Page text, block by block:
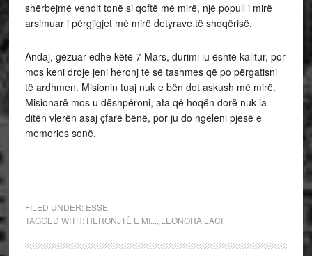
shërbejmë vendit tonë si qoftë më mirë, një popull i mirë
arsimuar i përgjigjet më mirë detyrave të shoqërisë.
Andaj, gëzuar edhe këtë 7 Mars, durimi iu është kalitur, por
mos keni droje jeni heronj të së tashmes që po përgatisni
të ardhmen. Misionin tuaj nuk e bën dot askush më mirë.
Misionarë mos u dëshpëroni, ata që hoqën dorë nuk ia
ditën vlerën asaj çfarë bënë, por ju do ngeleni pjesë e
memories sonë.
FILED UNDER: ESSE
TAGGED WITH: HERONJTË E MI... LEONORA LACI